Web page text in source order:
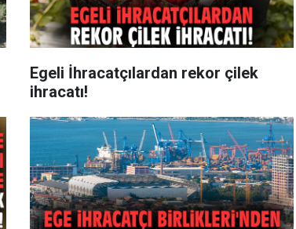
Egeli İhracatçılardan rekor çilek
ihracatı!